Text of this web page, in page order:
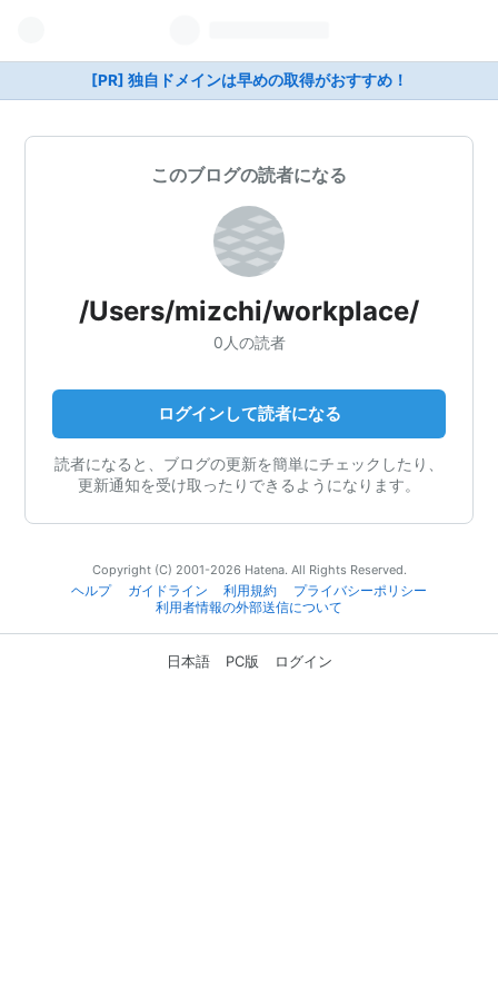
[PR] 独自ドメインは早めの取得がおすすめ！
このブログの読者になる
/Users/mizchi/workplace/
0人の読者
ログインして読者になる
読者になると、ブログの更新を簡単にチェックしたり、
更新通知を受け取ったりできるようになります。
Copyright (C) 2001-2026 Hatena. All Rights Reserved.
ヘルプ
ガイドライン 利用規約
プライバシーポリシー
利用者情報の外部送信について
日本語 PC版 ログイン